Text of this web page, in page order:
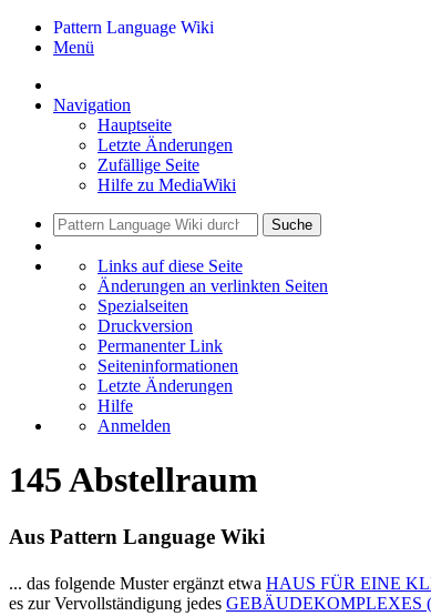
Pattern Language Wiki
Menü
Navigation
Hauptseite
Letzte Änderungen
Zufällige Seite
Hilfe zu MediaWiki
Suche
Links auf diese Seite
Änderungen an verlinkten Seiten
Spezialseiten
Druckversion
Permanenter Link
Seiten­informationen
Letzte Änderungen
Hilfe
Anmelden
145 Abstellraum
Aus Pattern Language Wiki
... das folgende Muster ergänzt etwa HAUS FÜR EINE
es zur Vervollständigung jedes GEBÄUDEKOMPLEXES